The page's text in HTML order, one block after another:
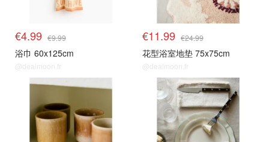
€4.99 €9.99
浴巾 60x125cm
@dealmoon.fr
€11.99 €24.99
花型浴室地垫 75x75cm
@dealmoon.fr